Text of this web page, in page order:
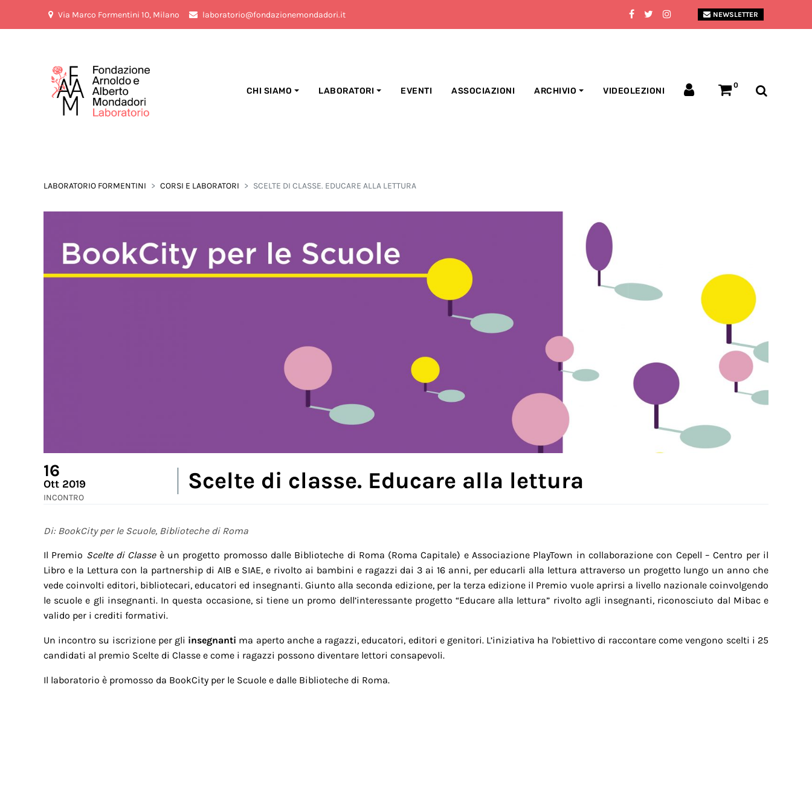
Via Marco Formentini 10, Milano laboratorio@fondazionemondadori.it NEWSLETTER
CHI SIAMO LABORATORI EVENTI ASSOCIAZIONI ARCHIVIO VIDEOLEZIONI
0
LABORATORIO FORMENTINI CORSI E LABORATORI SCELTE DI CLASSE. EDUCARE ALLA LETTURA
16
Ott 2019
INCONTRO
Scelte di classe. Educare alla lettura
Di: BookCity per le Scuole, Biblioteche di Roma
Il Premio Scelte di Classeè un progetto promosso dalle Biblioteche di Roma (Roma Capitale) e Associazione PlayTown in collaborazione con Cepell – Centro per il
Libro e la Lettura con la partnership di AIB e SIAE, e rivolto ai bambini e ragazzi dai 3 ai 16 anni, per educarli alla lettura attraverso un progetto lungo un anno che
vede coinvolti editori, bibliotecari, educatori ed insegnanti. Giunto alla seconda edizione, per la terza edizione il Premio vuole aprirsi a livello nazionale coinvolgendo
le scuole e gli insegnanti. In questa occasione, si tiene un promo dell’interessante progetto “Educare alla lettura” rivolto agli insegnanti, riconosciuto dal Mibac e
valido per i crediti formativi.
Un incontro su iscrizione per gli insegnanti ma aperto anche a ragazzi, educatori, editori e genitori. L’iniziativa ha l’obiettivo di raccontare come vengono scelti i 25
candidati al premio Scelte di Classe e come i ragazzi possono diventare lettori consapevoli.
Il laboratorio è promosso da BookCity per le Scuole e dalle Biblioteche di Roma.